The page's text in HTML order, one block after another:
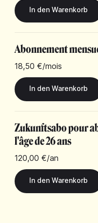
Abonnement
18,50 €/mois
Zukunftsabo pour
l'âge de 26 ans
120,00 €/an